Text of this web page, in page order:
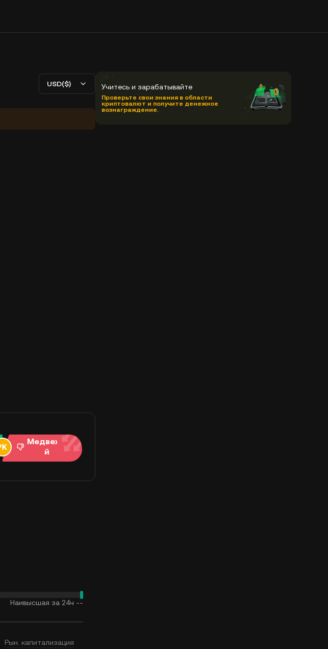
USD($)
Медвежи
й
Наивысшая за 24ч --
Рын. капитализация
Учитесь и зарабатывайте
Проверьте свои знания в области
криптовалют и получите денежное
вознаграждение.